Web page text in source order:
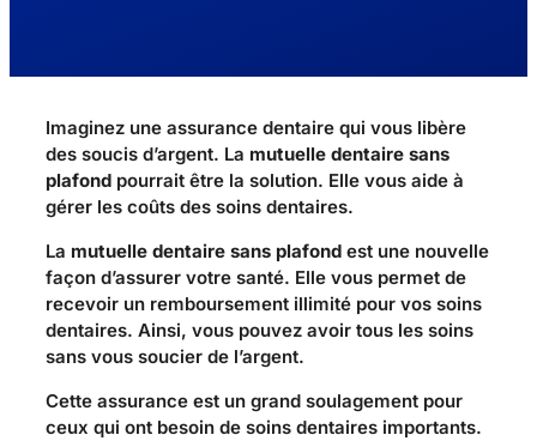
Imaginez une assurance dentaire qui vous libère
des soucis d’argent. La mutuelle dentaire sans
plafond pourrait être la solution. Elle vous aide à
gérer les coûts des soins dentaires.
La mutuelle dentaire sans plafond est une nouvelle
façon d’assurer votre santé. Elle vous permet de
recevoir un remboursement illimité pour vos soins
dentaires. Ainsi, vous pouvez avoir tous les soins
sans vous soucier de l’argent.
Cette assurance est un grand soulagement pour
ceux qui ont besoin de soins dentaires importants.